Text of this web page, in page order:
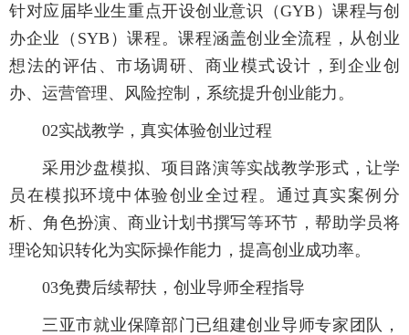
针对应届毕业生重点开设创业意识（GYB）课程与创
办企业（SYB）课程。课程涵盖创业全流程，从创业
想法的评估、市场调研、商业模式设计，到企业创
办、运营管理、风险控制，系统提升创业能力。
02实战教学，真实体验创业过程
采用沙盘模拟、项目路演等实战教学形式，让学
员在模拟环境中体验创业全过程。通过真实案例分
析、角色扮演、商业计划书撰写等环节，帮助学员将
理论知识转化为实际操作能力，提高创业成功率。
03免费后续帮扶，创业导师全程指导
三亚市就业保障部门已组建创业导师专家团队，